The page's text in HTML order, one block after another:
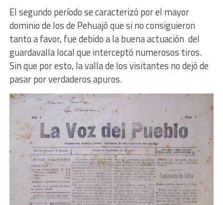
El segundo período se caracterizó por el mayor
dominio de los de Pehuajó que si no consiguieron
tanto a favor, fue debido a la buena actuación del
guardavalla local que interceptó numerosos tiros.
Sin que por esto, la valla de los visitantes no dejó de
pasar por verdaderos apuros.